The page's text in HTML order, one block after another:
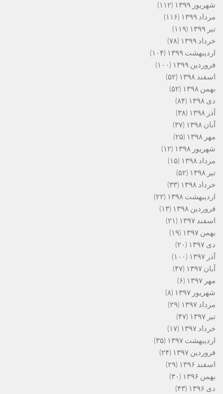
شهریور ۱۳۹۹
(۱۱۲)
مرداد ۱۳۹۹
(۱۱۶)
تیر ۱۳۹۹
(۱۱۹)
خرداد ۱۳۹۹
(۷۸)
اردیبهشت ۱۳۹۹
(۱۰۴)
فروردین ۱۳۹۹
(۱۰۰)
اسفند ۱۳۹۸
(۵۲)
بهمن ۱۳۹۸
(۵۲)
دی ۱۳۹۸
(۸۴)
آذر ۱۳۹۸
(۳۸)
آبان ۱۳۹۸
(۳۷)
مهر ۱۳۹۸
(۲۵)
شهریور ۱۳۹۸
(۱۲)
مرداد ۱۳۹۸
(۱۵)
تیر ۱۳۹۸
(۵۲)
خرداد ۱۳۹۸
(۳۳)
اردیبهشت ۱۳۹۸
(۲۲)
فروردین ۱۳۹۸
(۱۳)
اسفند ۱۳۹۷
(۲۱)
بهمن ۱۳۹۷
(۱۹)
دی ۱۳۹۷
(۲۰)
آذر ۱۳۹۷
(۱۰۰)
آبان ۱۳۹۷
(۴۷)
مهر ۱۳۹۷
(۶)
شهریور ۱۳۹۷
(۸)
مرداد ۱۳۹۷
(۲۹)
تیر ۱۳۹۷
(۴۷)
خرداد ۱۳۹۷
(۱۷)
اردیبهشت ۱۳۹۷
(۳۵)
فروردین ۱۳۹۷
(۲۴)
اسفند ۱۳۹۶
(۲۹)
بهمن ۱۳۹۶
(۳۰)
دی ۱۳۹۶
(۴۳)